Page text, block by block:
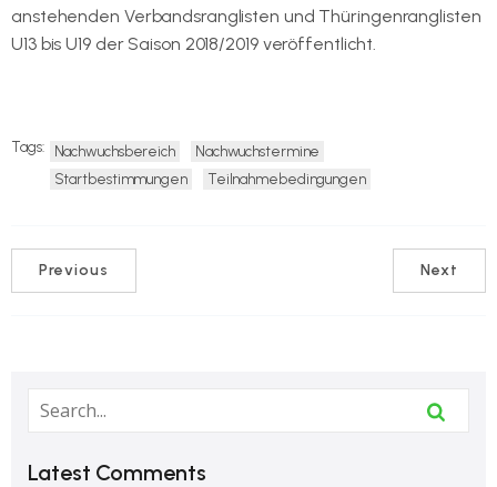
anstehenden Verbandsranglisten und Thüringenranglisten
U13 bis U19 der Saison 2018/2019 veröffentlicht.
Tags: Nachwuchsbereich
Nachwuchstermine
Startbestimmungen
Teilnahmebedingungen
Previous Next
Latest Comments